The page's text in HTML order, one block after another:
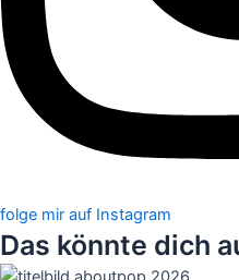
folge mir auf Instagram
Das könnte dich